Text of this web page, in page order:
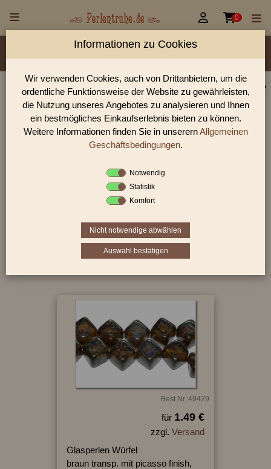
 0
Material/Glassorte Sorte/Form Farbe
Größen
Lochdurchmesser
Perlen Shop für gedrückte Perlen Rechtecke,
Würfel & Dreiecke
In unserem Perlen Shop finden sie zahlreich gedrückte Perlen
Rechtecke, Würfel & Dreiecke und viele weiter Glasperlen.
Sie befinden sich in folgender Kategorie:
gedrückte Perlen Rechtecke, Würfel &
Best.Nr.:49429
für 1.49 €
zzgl. Versand
Glasperlen Würfel
braun transp. mit picasso finish,
Informationen zu Cookies
Wir verwenden Cookies, auch von Drittanbietern, um die
ordentliche Funktionsweise der Website zu gewährleisten,
die Nutzung unseres Angebotes zu analysieren und Ihnen
ein bestmögliches Einkaufserlebnis bieten zu können.
Weitere Informationen finden Sie in unserernAllgemeinen
Geschäftsbedingungen.
Notwendig
Statistik
Komfort
Nicht notwendige abwählen
Auswahl bestätigen